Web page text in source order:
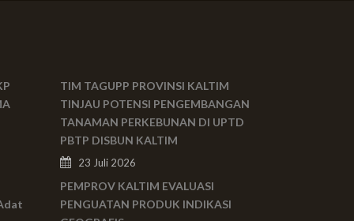
TIM TAGUPP PROVINSI KALTIM
TINJAU POTENSI PENGEMBANGAN
TANAMAN PERKEBUNAN DI UPTD
PBTP DISBUN KALTIM
23 Juli 2026
PEMPROV KALTIM EVALUASI
PENGUATAN PRODUK INDIKASI